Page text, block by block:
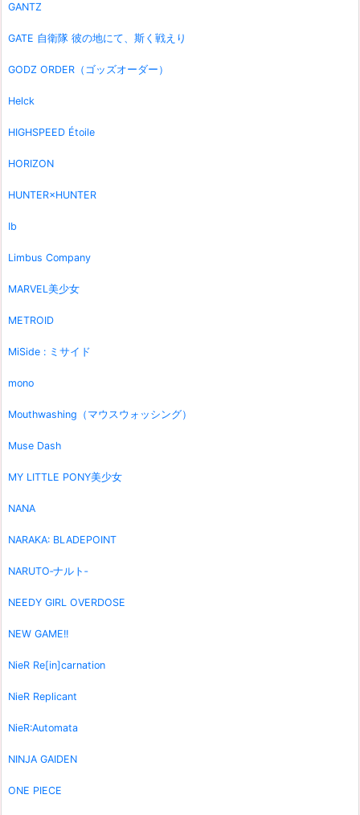
GANTZ
GATE 自衛隊 彼の地にて、斯く戦えり
GODZ ORDER（ゴッズオーダー）
Helck
HIGHSPEED Étoile
HORIZON
HUNTER×HUNTER
Ib
Limbus Company
MARVEL美少女
METROID
MiSide : ミサイド
mono
Mouthwashing（マウスウォッシング）
Muse Dash
MY LITTLE PONY美少女
NANA
NARAKA: BLADEPOINT
NARUTO‐ナルト‐
NEEDY GIRL OVERDOSE
NEW GAME!!
NieR Re[in]carnation
NieR Replicant
NieR:Automata
NINJA GAIDEN
ONE PIECE